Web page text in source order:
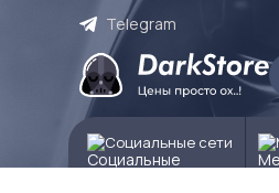
Telegram
Социальные сети